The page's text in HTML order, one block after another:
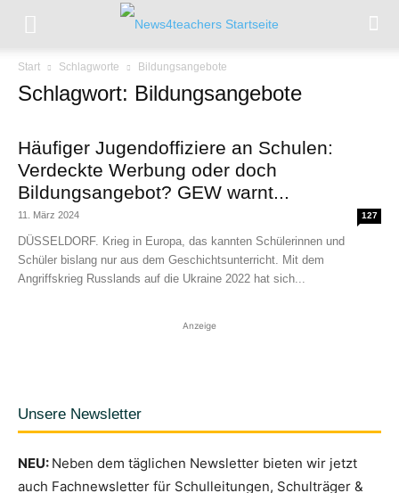
Start Schlagworte Bildungsangebote
Schlagwort: Bildungsangebote
Häufiger Jugendoffiziere an Schulen:
Verdeckte Werbung oder doch
Bildungsangebot? GEW warnt...
11. März 2024 127
DÜSSELDORF. Krieg in Europa, das kannten Schülerinnen und
Schüler bislang nur aus dem Geschichtsunterricht. Mit dem
Angriffskrieg Russlands auf die Ukraine 2022 hat sich...
Anzeige
Unsere Newsletter
NEU: Neben dem täglichen Newsletter bieten wir jetzt
auch Fachnewsletter für Schulleitungen, Schulträger &